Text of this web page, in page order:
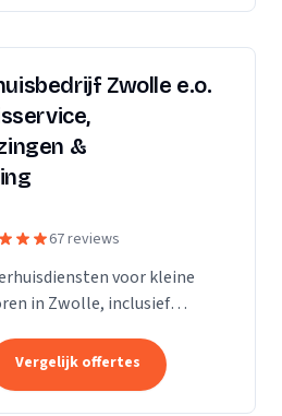
Zwolle e.o.
&
67 reviews
voor kleine
in Zwolle, inclusief
Vergelijk offertes